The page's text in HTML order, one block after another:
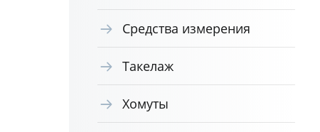
Средства измерения
Такелаж
Хомуты